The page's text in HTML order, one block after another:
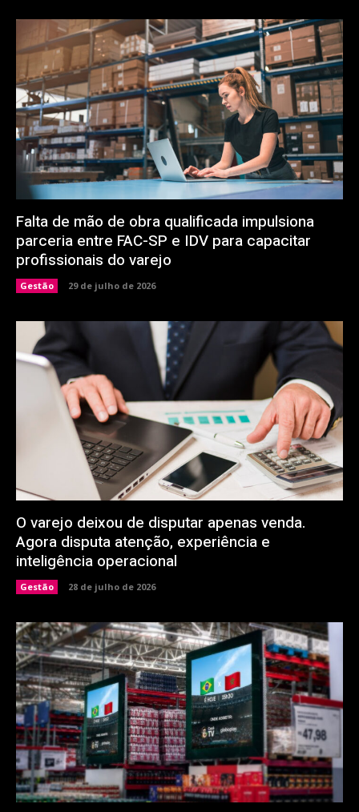
Falta de mão de obra qualificada impulsiona
parceria entre FAC-SP e IDV para capacitar
profissionais do varejo
Gestão 29 de julho de 2026
O varejo deixou de disputar apenas venda.
Agora disputa atenção, experiência e
inteligência operacional
Gestão 28 de julho de 2026